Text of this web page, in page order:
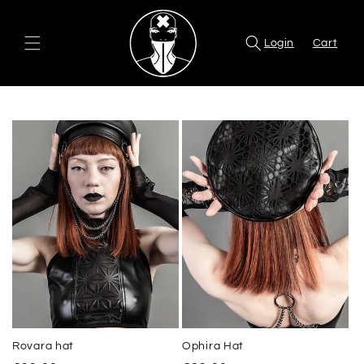
Login Cart
Rovara hat Ophira Hat